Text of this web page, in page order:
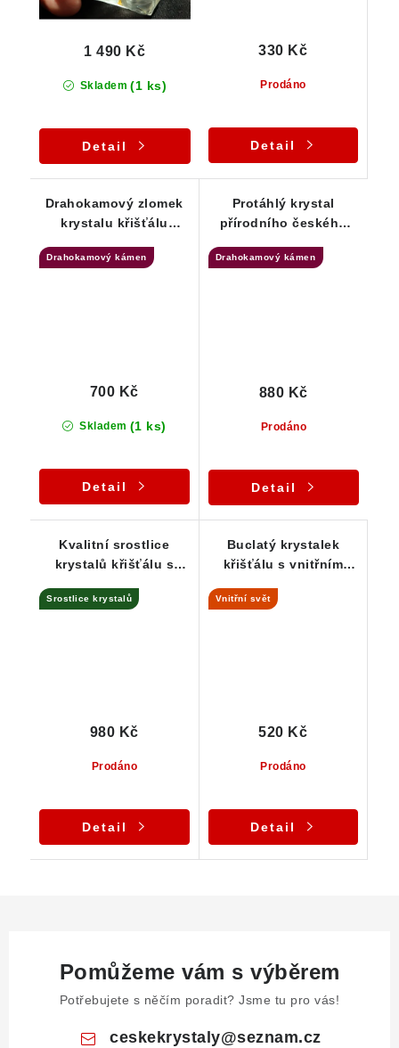
Skladem (1 ks)
1 490 Kč
Detail
Prodáno
330 Kč
Detail
Drahokamový zlomek
krystalu křišťálu
Drahokamový kámen
Skladem (1 ks)
700 Kč
Detail
Protáhlý krystal
přírodního českého
Drahokamový kámen
Prodáno
880 Kč
Detail
Kvalitní srostlice
krystalů křišťálu s
Srostlice krystalů
Prodáno
980 Kč
Detail
Buclatý krystalek
křišťálu s vnitřním
Vnitřní svět
Prodáno
520 Kč
Detail
Pomůžeme vám s výběrem
Potřebujete s něčím poradit? Jsme tu pro vás!
ceskekrystaly@seznam.cz